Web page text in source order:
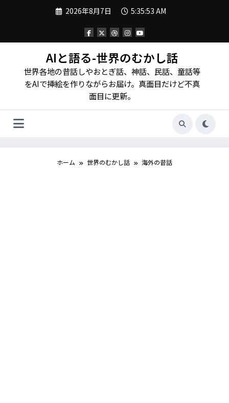
ツ
2026年8月7日 5:35:55 AM
AIと語る-世界のむかし話
世界各地の昔話しやおとぎ話、神話、民話、童話等
をAIで挿絵を作りながらお届け。真面目だけど不真
面目に更新。
ホーム 世界のむかし話 海外の昔話